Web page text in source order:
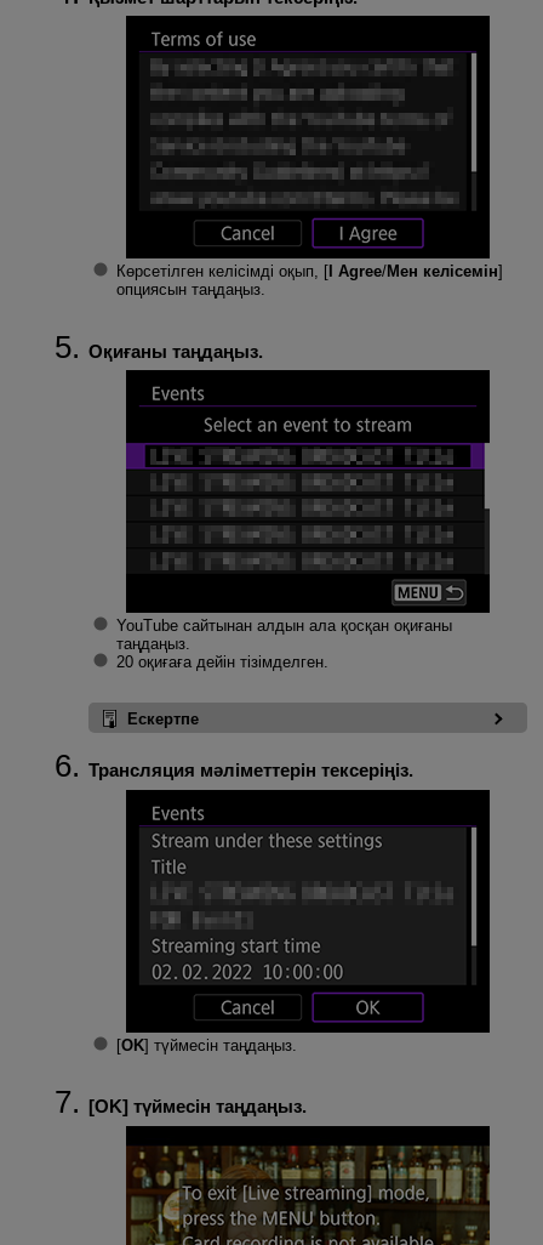
Көрсетілген келісімді оқып, [I Agree/Мен келісемін]
опциясын таңдаңыз.
Оқиғаны таңдаңыз.
YouTube сайтынан алдын ала қосқан оқиғаны
таңдаңыз.
20 оқиғаға дейін тізімделген.
Ескертпе
Трансляция мәліметтерін тексеріңіз.
[OK] түймесін таңдаңыз.
[OK] түймесін таңдаңыз.